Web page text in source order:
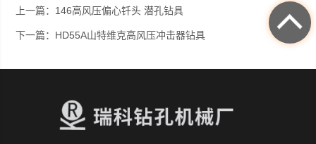
上一篇： 146高风压偏心钎头 潜孔钻具
下一篇： HD55A山特维克高风压冲击器钻具